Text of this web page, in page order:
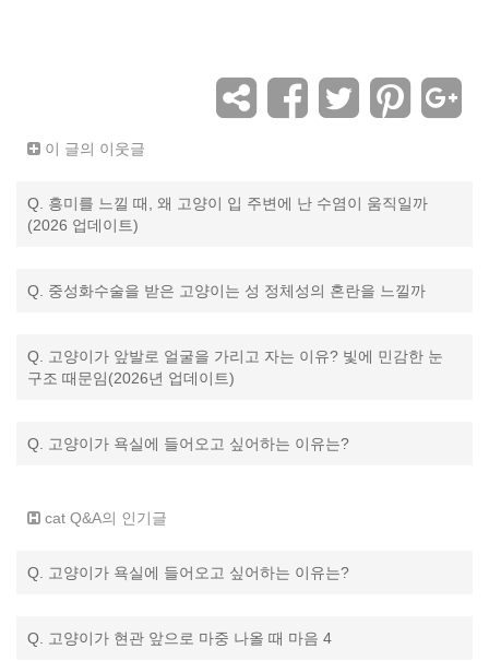
이 글의 이웃글
Q. 흥미를 느낄 때, 왜 고양이 입 주변에 난 수염이 움직일까
(2026 업데이트)
Q. 중성화수술을 받은 고양이는 성 정체성의 혼란을 느낄까
Q. 고양이가 앞발로 얼굴을 가리고 자는 이유? 빛에 민감한 눈
구조 때문임(2026년 업데이트)
Q. 고양이가 욕실에 들어오고 싶어하는 이유는?
cat Q&A의 인기글
Q. 고양이가 욕실에 들어오고 싶어하는 이유는?
Q. 고양이가 현관 앞으로 마중 나올 때 마음 4